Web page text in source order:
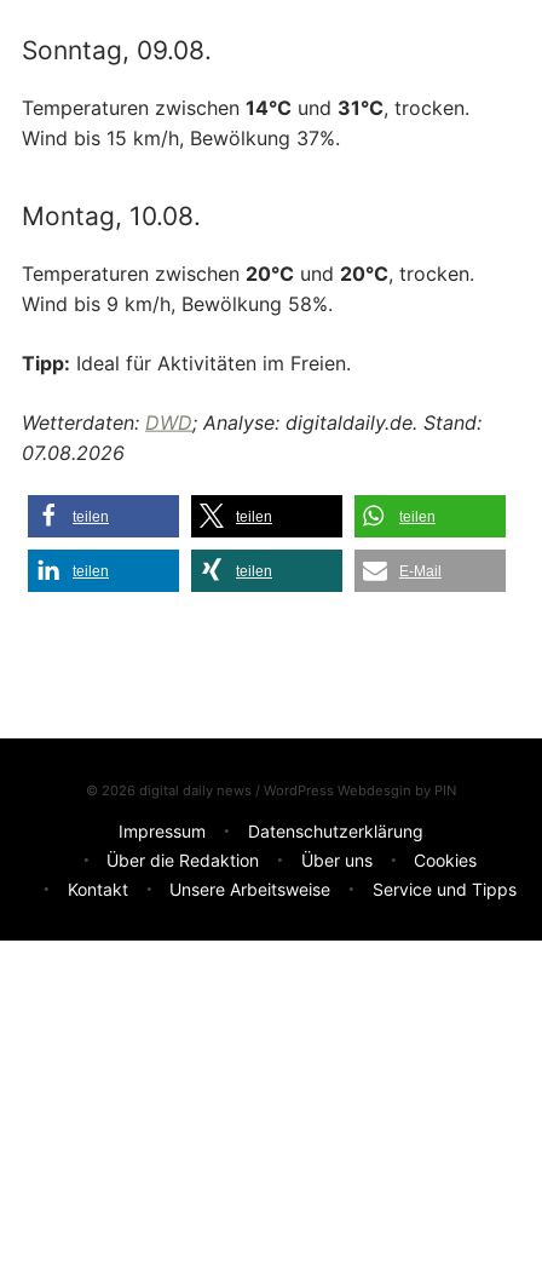
Sonntag, 09.08.
Temperaturen zwischen 14°C und 31°C, trocken.
Wind bis 15 km/h, Bewölkung 37%.
Montag, 10.08.
Temperaturen zwischen 20°C und 20°C, trocken.
Wind bis 9 km/h, Bewölkung 58%.
Tipp: Ideal für Aktivitäten im Freien.
Wetterdaten: DWD; Analyse: digitaldaily.de. Stand:
07.08.2026
teilen teilen teilen
teilen teilen E-Mail
© 2026 digital daily news / WordPress Webdesgin by PIN
Impressum
Datenschutzerklärung
Über die Redaktion
Über uns
Cookies
Kontakt
Unsere Arbeitsweise Service und Tipps